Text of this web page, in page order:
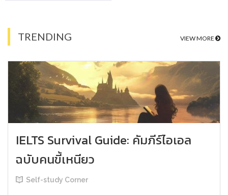
TRENDING VIEW MORE
IELTS Survival Guide: คัมภีร์ไอเอล
ฉบับคนขี้เหนียว
Self-study Corner